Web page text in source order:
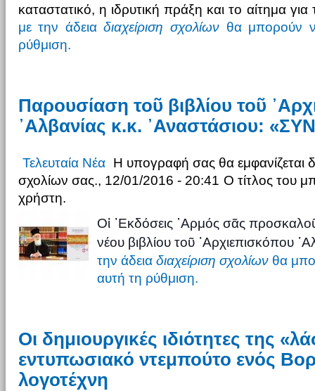
καταστατικό, η ιδρυτική πράξη και το αίτημα
με την άδειαδιαχείριση σχολίωνθα μπορούν
ρύθμιση.
Παρουσίαση τοῦ βιβλίου τοῦ
᾽Αλβανίας κ.κ. ᾽Αναστάσιου:
Τελευταία Νέα Η υπογραφή σας θα εμφανίζεται
σχολίων σας., 12/01/2016 - 20:41 Ο τίτλος του
χρήστη.
Οἱ ᾽Εκδόσεις ῾Αρμός σᾶς
νέου βιβλίου τοῦ ᾽Αρχιεπισκόπου
την άδεια διαχείριση σχολίωνθα
αυτή τη ρύθμιση.
Οι δημιουργικές ιδιότητες της
εντυπωσιακό ντεμπούτο ενός
λογοτέχνη